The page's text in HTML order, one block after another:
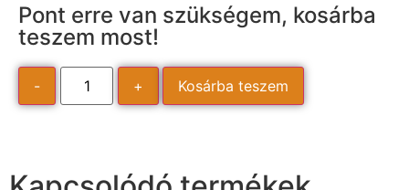
Pont erre van szükségem, kosárba
teszem most!
- + Kosárba teszem